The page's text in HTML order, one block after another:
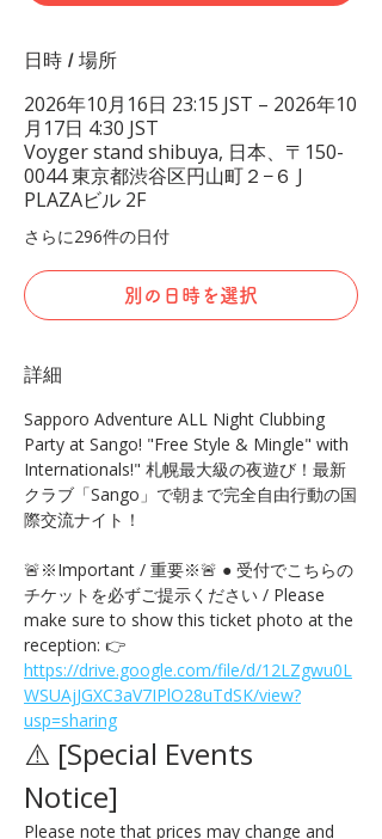
日時 / 場所
2026年10月16日 23:15 JST – 2026年10
月17日 4:30 JST
Voyger stand shibuya, 日本、〒150-
0044 東京都渋谷区円山町２−６ J
PLAZAビル 2F
さらに296件の日付
別の日時を選択
詳細
Sapporo Adventure ALL Night Clubbing
Party at Sango! "Free Style & Mingle" with
Internationals!" 札幌最大級の夜遊び！最新
クラブ「Sango」で朝まで完全自由行動の国
際交流ナイト！
🚨※Important / 重要※🚨 ● 受付でこちらの
チケットを必ずご提示ください / Please
make sure to show this ticket photo at the
reception: 👉
https://drive.google.com/file/d/12LZgwu0L
WSUAjJGXC3aV7IPlO28uTdSK/view?
usp=sharing
⚠️ [Special Events
Notice]
Please note that prices may change and